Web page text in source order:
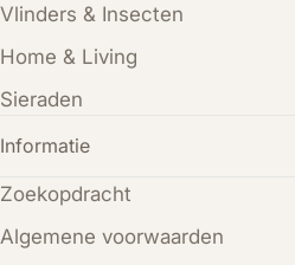
Vlinders & Insecten
Home & Living
Sieraden
Informatie
Zoekopdracht
Algemene voorwaarden